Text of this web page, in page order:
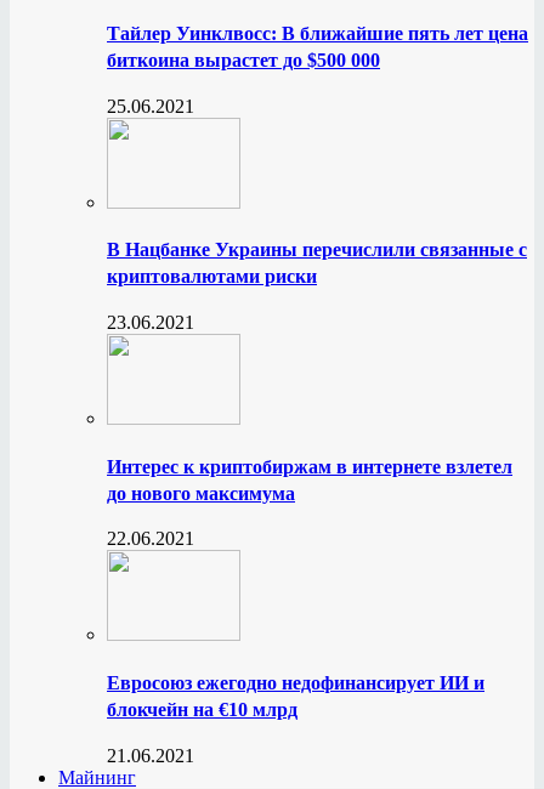
Тайлер Уинклвосс: В ближайшие пять лет цена
биткоина вырастет до $500 000
25.06.2021
В Нацбанке Украины перечислили связанные с
криптовалютами риски
23.06.2021
Интерес к криптобиржам в интернете взлетел
до нового максимума
22.06.2021
Евросоюз ежегодно недофинансирует ИИ и
блокчейн на €10 млрд
21.06.2021
Майнинг